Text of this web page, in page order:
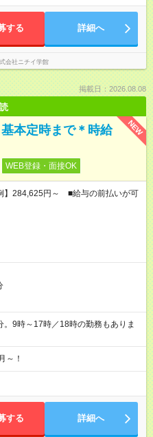
／月
する 詳細へ
会社ニチイ学館
掲載日：2026.08.08
NEW
本定時まで＊時給
WEB登録・面接OK
284,625円～ ■給与の前払いが可
9時～17時／18時の勤務もありま
～！
する 詳細へ